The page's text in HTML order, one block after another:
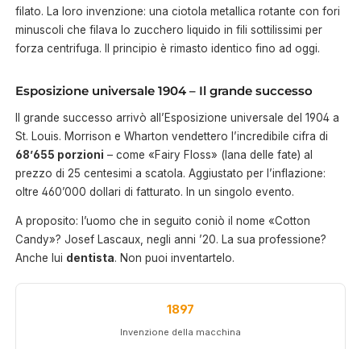
filato. La loro invenzione: una ciotola metallica rotante con fori
minuscoli che filava lo zucchero liquido in fili sottilissimi per
forza centrifuga. Il principio è rimasto identico fino ad oggi.
Esposizione universale 1904 – Il grande successo
Il grande successo arrivò all’Esposizione universale del 1904 a
St. Louis. Morrison e Wharton vendettero l’incredibile cifra di
68’655 porzioni – come «Fairy Floss» (lana delle fate) al
prezzo di 25 centesimi a scatola. Aggiustato per l’inflazione:
oltre 460’000 dollari di fatturato. In un singolo evento.
A proposito: l’uomo che in seguito coniò il nome «Cotton
Candy»? Josef Lascaux, negli anni ’20. La sua professione?
Anche lui dentista. Non puoi inventartelo.
1897
Invenzione della macchina